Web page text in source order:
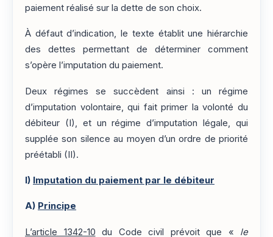
paiement réalisé sur la dette de son choix.
À défaut d’indication, le texte établit une hiérarchie
des dettes permettant de déterminer comment
s’opère l’imputation du paiement.
Deux régimes se succèdent ainsi : un régime
d’imputation volontaire, qui fait primer la volonté du
débiteur (I), et un régime d’imputation légale, qui
supplée son silence au moyen d’un ordre de priorité
préétabli (II).
I) Imputation du paiement par le débiteur
A) Principe
L’article 1342-10 du Code civil prévoit que « le